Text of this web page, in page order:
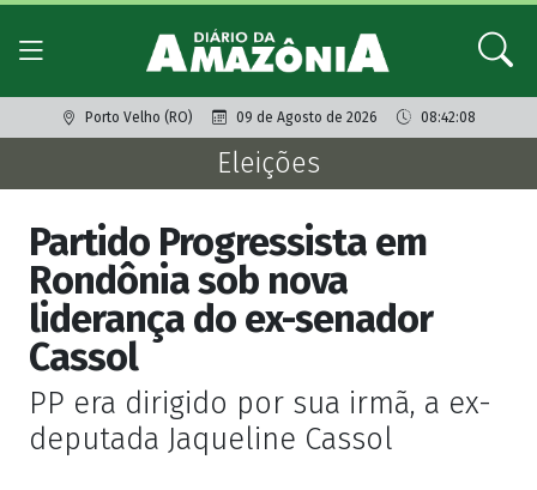
Porto Velho (RO) 09 de Agosto de 2026 08:42:08
Eleições
Partido Progressista em
Rondônia sob nova
liderança do ex-senador
Cassol
PP era dirigido por sua irmã, a ex-
deputada Jaqueline Cassol